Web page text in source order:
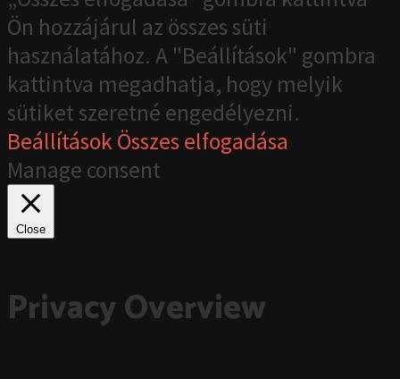
Ön hozzájárul az összes süti
használatához. A "Beállítások" gombra
kattintva megadhatja, hogy melyik
sütiket szeretné engedélyezni.
BeállításokÖsszes elfogadása
Manage consent
Close
Privacy Overview